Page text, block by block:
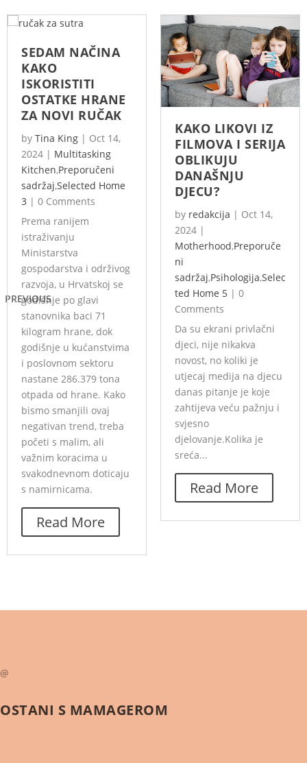
PREVIOUS
SEDAM NAČINA
KAKO
ISKORISTITI
OSTATKE HRANE
ZA NOVI RUČAK
by Tina King | Oct 14,
2024 | Multitasking
Kitchen,Preporučeni
sadržaj,Selected Home
3 | 0 Comments
Prema ranijem
istraživanju
Ministarstva
gospodarstva i održivog
razvoja, u Hrvatskoj se
godišnje po glavi
stanovnika baci 71
kilogram hrane, dok
godišnje u kućanstvima
i poslovnom sektoru
nastane 286.379 tona
otpada od hrane. Kako
bismo smanjili ovaj
negativan trend, treba
početi s malim, ali
važnim koracima u
svakodnevnom doticaju
s namirnicama.
Read More
KAKO LIKOVI IZ
FILMOVA I SERIJA
OBLIKUJU
DANAŠNJU
DJECU?
by redakcija | Oct 14,
2024 |
Motherhood,Preporuče
ni
sadržaj,Psihologija,Selec
ted Home 5 | 0
Comments
Da su ekrani privlačni
djeci, nije nikakva
novost, no koliki je
utjecaj medija na djecu
danas pitanje je koje
zahtijeva veću pažnju i
svjesno
djelovanje.Kolika je
sreća...
Read More
@
OSTANI S MAMAGEROM